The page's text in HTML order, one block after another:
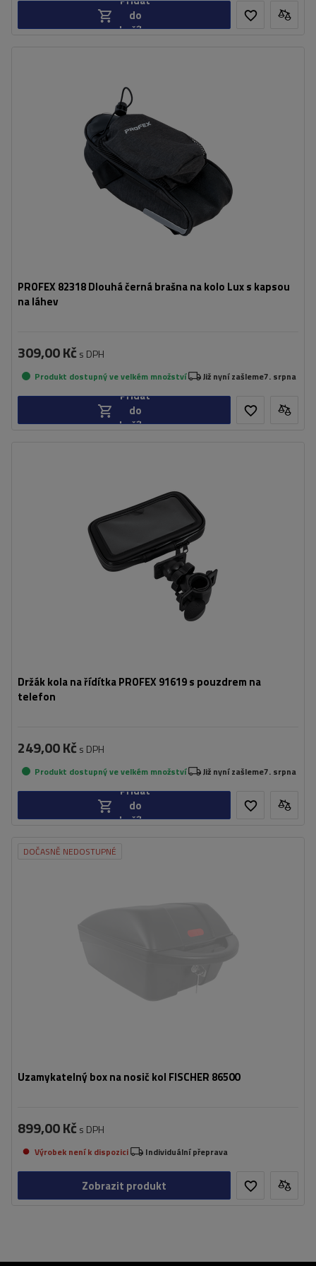
do
košíku
PROFEX 82318 Dlouhá černá brašna na kolo Lux s kapsou
na láhev
309,00 Kč s DPH
Produkt dostupný ve velkém množství Již nyní zašleme7. srpna
Přidat
do
košíku
Držák kola na řídítka PROFEX 91619 s pouzdrem na
telefon
249,00 Kč s DPH
Produkt dostupný ve velkém množství Již nyní zašleme7. srpna
Přidat
do
košíku
DOČASNĚ NEDOSTUPNÉ
Uzamykatelný box na nosič kol FISCHER 86500
899,00 Kč s DPH
Výrobek není k dispozici Individuální přeprava
Zobrazit produkt